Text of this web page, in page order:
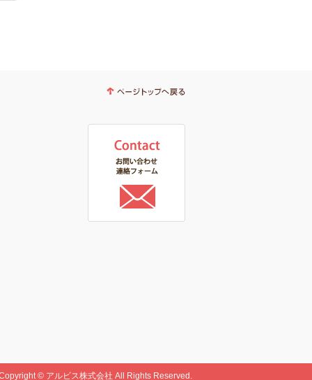
© アルビス株式会社 All Rights Reserved.